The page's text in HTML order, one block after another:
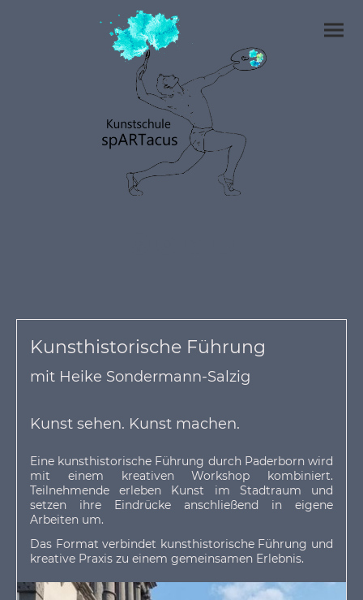
Kunsthistorische Führung
mit Heike Sondermann-Salzig
Kunst sehen. Kunst machen.
Eine kunsthistorische Führung durch Paderborn wird
mit einem kreativen Workshop kombiniert.
Teilnehmende erleben Kunst im Stadtraum und
setzen ihre Eindrücke anschließend in eigene
Arbeiten um.
Das Format verbindet kunsthistorische Führung und
kreative Praxis zu einem gemeinsamen Erlebnis.